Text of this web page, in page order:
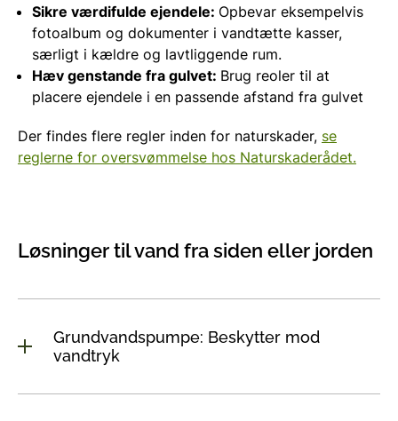
Sikre værdifulde ejendele: Opbevar eksempelvis
fotoalbum og dokumenter i vandtætte kasser,
særligt i kældre og lavtliggende rum.
Hæv genstande fra gulvet: Brug reoler til at
placere ejendele i en passende afstand fra gulvet
Der findes flere regler inden for naturskader, se
reglerne for oversvømmelse hos Naturskaderådet.
Løsninger til vand fra siden eller jorden
Grundvandspumpe: Beskytter mod
vandtryk